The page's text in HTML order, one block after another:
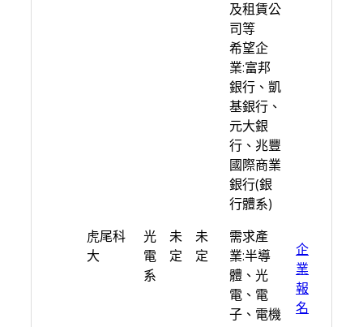
及租賃公
司等
希望企
業:富邦
銀行、凱
基銀行、
元大銀
行、兆豐
國際商業
銀行(銀
行體系)
虎尾科
大
光
電
系
未
定
未
定
需求產
業:半導
體、光
電、電
子、電機
企
業
報
名